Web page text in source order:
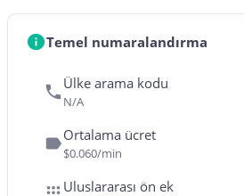
Temel numaralandırma
Ülke arama kodu
N/A
Ortalama ücret
$0.060/min
Uluslararası ön ek